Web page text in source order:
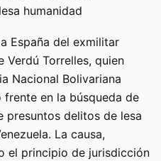
humanidad
España del exmilitar
Verdú Torrelles, quien
Nacional Bolivariana
frente en la búsqueda de
presuntos delitos de lesa
La causa,
el principio de jurisdicción